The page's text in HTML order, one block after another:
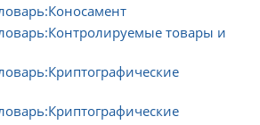
товары и